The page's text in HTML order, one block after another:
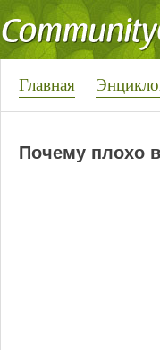
Главная
Почему плохо